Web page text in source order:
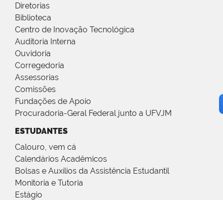
Diretorias
Biblioteca
Centro de Inovação Tecnológica
Auditoria Interna
Ouvidoria
Corregedoria
Assessorias
Comissões
Fundações de Apoio
Procuradoria-Geral Federal junto a UFVJM
ESTUDANTES
Calouro, vem cá
Calendários Acadêmicos
Bolsas e Auxílios da Assistência Estudantil
Monitoria e Tutoria
Estágio